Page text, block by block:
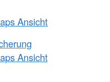
Ansicht
Ansicht